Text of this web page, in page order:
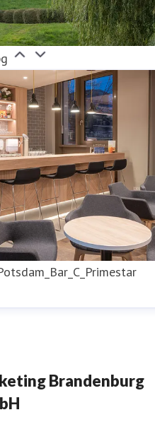
Brandenburg